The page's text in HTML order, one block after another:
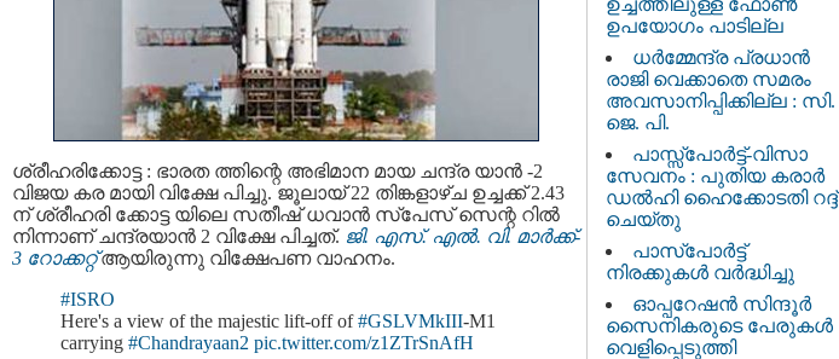
ശ്രീഹരിക്കോട്ട : ഭാരത ത്തിന്റെ അഭിമാന മായ ചന്ദ്ര യാന്‍ -2
വിജയ കര മായി വിക്ഷേ പിച്ചു. ജൂലായ് 22 തിങ്കളാഴ്ച ഉച്ചക്ക് 2.43
ന് ശ്രീഹരി ക്കോട്ട യിലെ സതീഷ് ധവാന്‍ സ്‌പേസ് സെന്റ റില്‍
നിന്നാണ് ചന്ദ്രയാന്‍ 2 വിക്ഷേ പിച്ചത്. ജി. എസ്. എല്‍. വി. മാര്‍ക്ക്-
3 റോക്കറ്റ് ആയിരുന്നു വിക്ഷേപണ വാഹനം.
#ISRO
Here's a view of the majestic lift-off of#GSLVMkIII-M1
carrying #Chandrayaan2 pic.twitter.com/z1ZTrSnAfH
ഉച്ചത്തിലുള്ള ഫോൺ
ഉപയോഗം പാടില്ല
ധര്‍മ്മേന്ദ്ര പ്രധാൻ
രാജി വെക്കാതെ സമരം
അവസാനിപ്പിക്കില്ല : സി.
ജെ. പി.
പാസ്സ്പോർട്ട്-വിസാ
സേവനം : പുതിയ കരാർ
ഡൽഹി ഹൈക്കോടതി റദ്ദ്
ചെയ്തു
പാസ്‌പോർട്ട്
നിരക്കുകൾ വർദ്ധിച്ചു
ഓപ്പറേഷൻ സിന്ദൂർ
സൈനികരുടെ പേരുകൾ
വെളിപ്പെടുത്തി